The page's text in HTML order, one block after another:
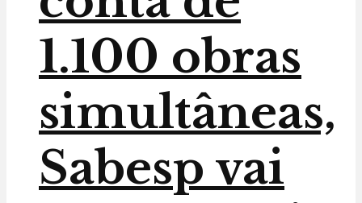
1.100 obras
simultâneas,
Sabesp vai